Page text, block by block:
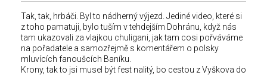
Tak, tak, hrbáči. Byl to nádherný výjezd. Jediné video, které si
z toho pamatuji, bylo tuším v tehdejším Dohránu, když nás
tam ukazovali za vlajkou chuligani, jak tam cosi pořváváme
na pořadatele a samozřejmě s komentářem o polsky
mluvících fanoušcích Baníku.
Krony, tak to jsi musel být fest nalitý, bo cestou z Vyškova do